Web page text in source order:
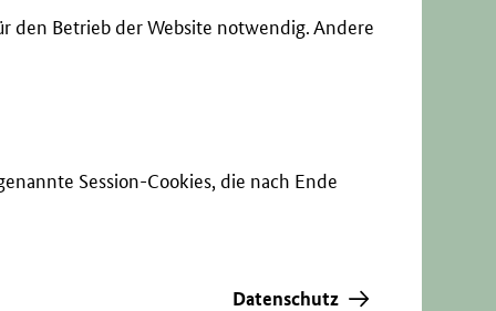
den Betrieb der Website notwendig. Andere
Session-Cookies, die nach Ende
Datenschutz